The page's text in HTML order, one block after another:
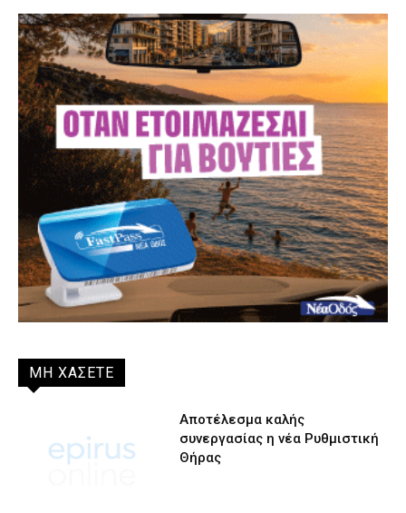
ΜΗ ΧΑΣΕΤΕ
Αποτέλεσμα καλής
συνεργασίας η νέα Ρυθμιστική
Θήρας